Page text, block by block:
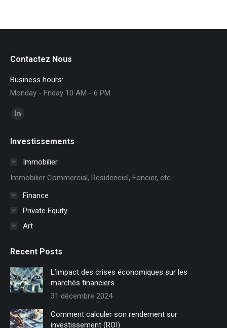
Contactez Nous
Business hours:
Monday - Friday 10 AM - 6 PM
Trouvez nous sur :
LinkedIn
s'ouvre
nouvelle
fenêtre
Investissements
Immobilier
Immobilier Commercial, Residenciel, Foncier, etc...
Finance
Private Equity
Art
Recent Posts
L’impact des crises économiques sur les
marchés financiers
31 décembre 2024
Comment calculer son rendement sur
investissement (ROI)